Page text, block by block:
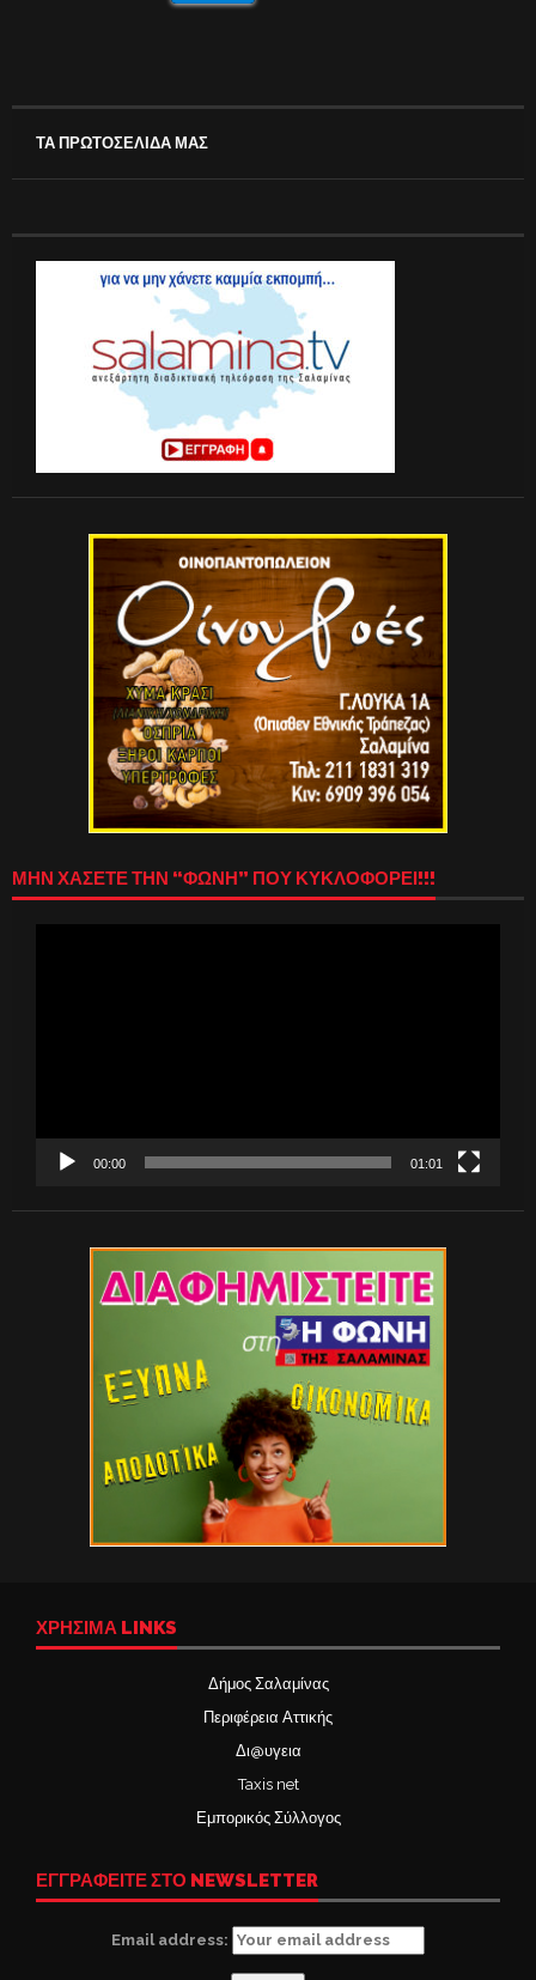
ΤΑ ΠΡΩΤΟΣΕΛΙΔΑ ΜΑΣ
ΜΗΝ ΧΑΣΕΤΕ ΤΗΝ “ΦΩΝΗ” ΠΟΥ ΚΥΚΛΟΦΟΡΕΙ!!!
00:00 01:01
ΧΡΉΣΙΜΑ LINKS
Δήμος Σαλαμίνας
Περιφέρεια Αττικής
Δι@υγεια
Taxis net
Εμπορικός Σύλλογος
ΕΓΓΡΑΦΕΙΤΕ ΣΤΟ NEWSLETTER
Email address: